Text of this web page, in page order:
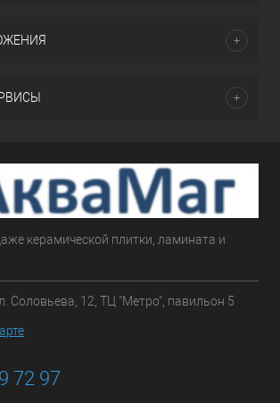
керамической плитки, ламината и
Соловьева, 12, ТЦ "Метро", павильон 5
72 97